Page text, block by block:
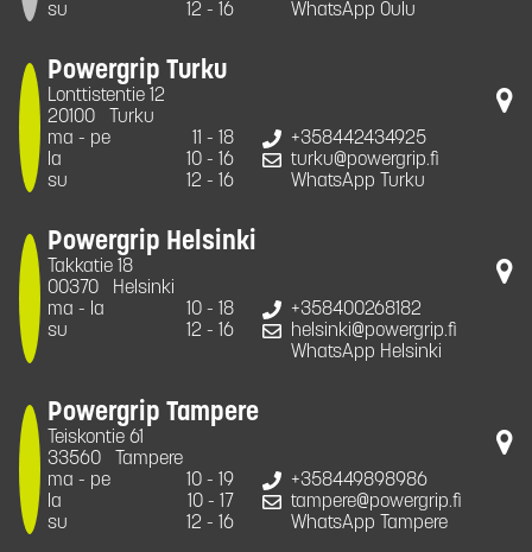
su
12 - 16
WhatsApp Oulu
Powergrip Turku
Lonttistentie 12
20100
Turku
ma - pe
11 - 18
la
10 - 16
su
12 - 16
+358442434925
turku@powergrip.fi
WhatsApp Turku
Powergrip Helsinki
Takkatie 18
00370
Helsinki
ma - la
10 - 18
su
12 - 16
+358400268182
helsinki@powergrip.fi
WhatsApp Helsinki
Powergrip Tampere
Teiskontie 61
33560
Tampere
ma - pe
10 - 19
la
10 - 17
su
12 - 16
+358449898986
tampere@powergrip.fi
WhatsApp Tampere